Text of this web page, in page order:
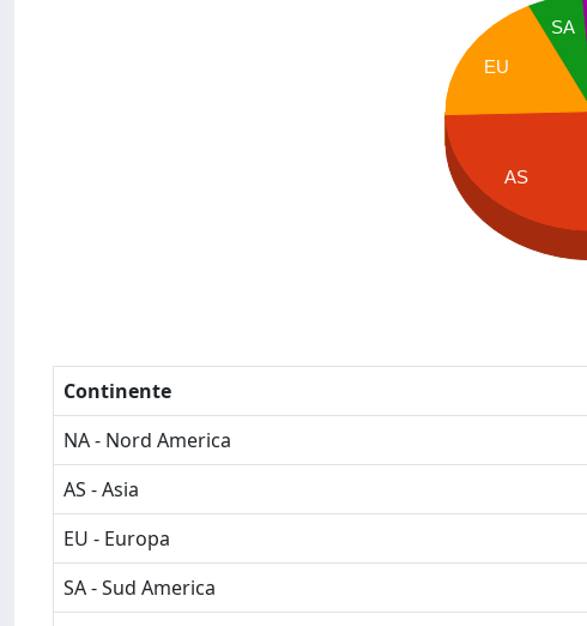
SA
EU
AS
Continente
NA - Nord America
AS - Asia
EU - Europa
SA - Sud America